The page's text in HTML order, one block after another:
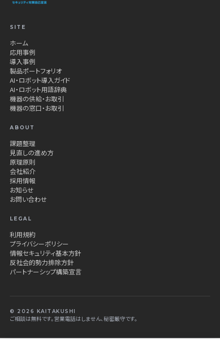
SITE
ホーム
応用事例
導入事例
製品ポートフォリオ
AI・ロボット導入ガイド
AI・ロボット用語辞典
機器の供給・お取引
機器の窓口・お取引
ABOUT
課題整理
見直しの進め方
原理原則
会社紹介
採用情報
お知らせ
お問い合わせ
LEGAL
利用規約
プライバシーポリシー
情報セキュリティ基本方針
反社会的勢力排除方針
パートナーシップ構築宣言
© 2026 KAITAKUSHI
ご相談は無料です。営業電話はしません、秘密厳守です。